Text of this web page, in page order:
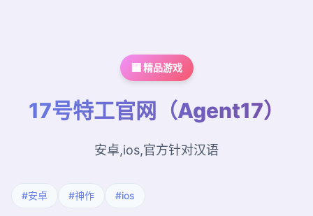
🏧 精品游戏
17号特工官网（Agent17）
安卓,ios,官方针对汉语
#安卓 #神作 #ios